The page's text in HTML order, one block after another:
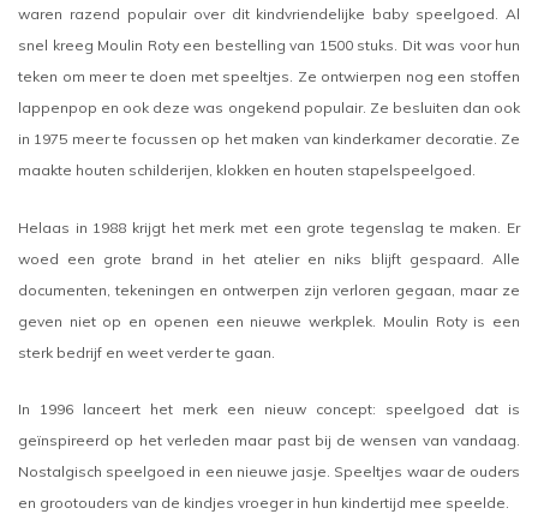
waren razend populair over dit kindvriendelijke baby speelgoed. Al
snel kreeg Moulin Roty een bestelling van 1500 stuks. Dit was voor hun
teken om meer te doen met speeltjes. Ze ontwierpen nog een stoffen
lappenpop en ook deze was ongekend populair. Ze besluiten dan ook
in 1975 meer te focussen op het maken van kinderkamer decoratie. Ze
maakte houten schilderijen, klokken en houten stapelspeelgoed.
Helaas in 1988 krijgt het merk met een grote tegenslag te maken. Er
woed een grote brand in het atelier en niks blijft gespaard. Alle
documenten, tekeningen en ontwerpen zijn verloren gegaan, maar ze
geven niet op en openen een nieuwe werkplek. Moulin Roty is een
sterk bedrijf en weet verder te gaan.
In 1996 lanceert het merk een nieuw concept: speelgoed dat is
geïnspireerd op het verleden maar past bij de wensen van vandaag.
Nostalgisch speelgoed in een nieuwe jasje. Speeltjes waar de ouders
en grootouders van de kindjes vroeger in hun kindertijd mee speelde.